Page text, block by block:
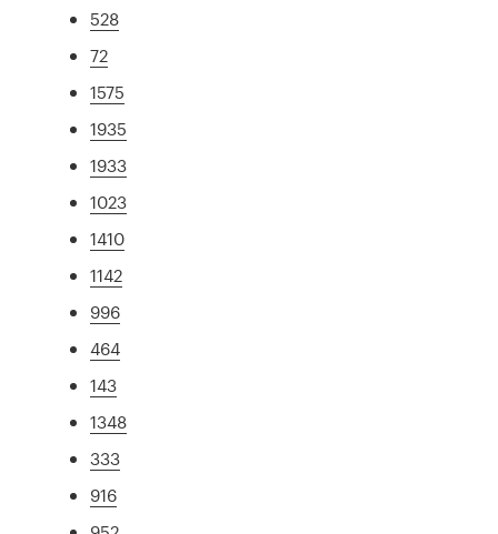
528
72
1575
1935
1933
1023
1410
1142
996
464
143
1348
333
916